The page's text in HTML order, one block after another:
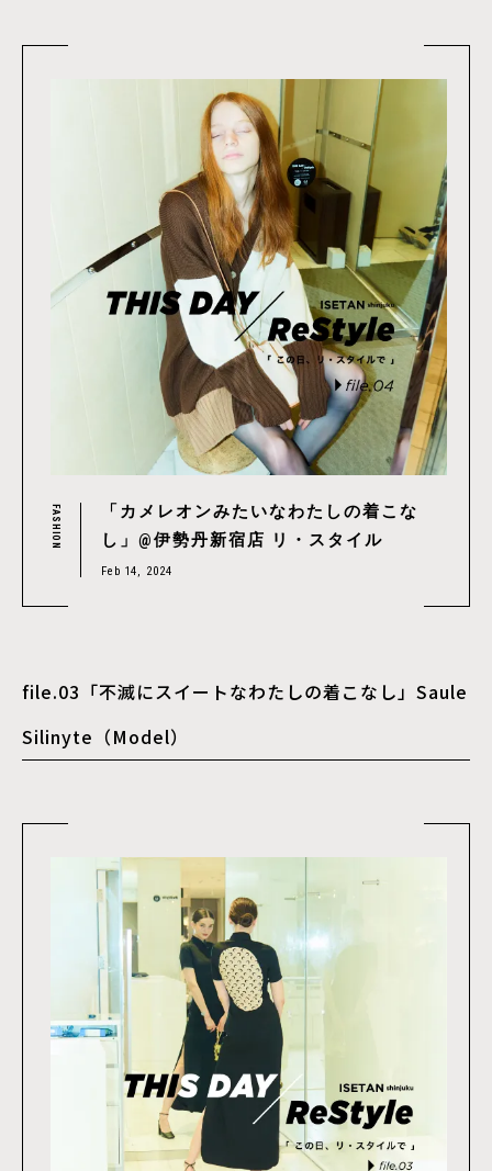
FASHION
「カメレオンみたいなわたしの着こな
し」@伊勢丹新宿店 リ・スタイル
Feb 14, 2024
file.03「不滅にスイートなわたしの着こなし」Saule
Silinyte（Model）